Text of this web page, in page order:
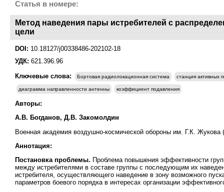
Статья в номере:
Метод наведения пары истребителей с
цели
DOI: 10.18127/j00338486-202102-18
УДК: 621.396.96
Ключевые слова:
Бортовая радиолокационная система станция активных
диаграмма направленности антенны коэффициент подавления
Авторы:
А.В. Богданов, Д.В. Закомолдин
Военная академия воздушно-космической обороны им. Г.К. Жукова
Аннотация:
Постановка проблемы. Проблема повышения эффективности
между истребителями в составе группы с последующим их
истребителя, осуществляющего наведение в зону возможного
параметров боевого порядка в интересах организации